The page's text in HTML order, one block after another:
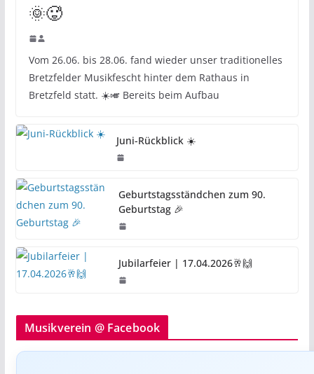
🌞🥵
Vom 26.06. bis 28.06. fand wieder unser traditionelles
Bretzfelder Musikfescht hinter dem Rathaus in
Bretzfeld statt. ☀️🎺 Bereits beim Aufbau
Juni-Rückblick ☀️
Geburtstagsständchen zum 90.
Geburtstag 🎉
Jubilarfeier | 17.04.2026🥂🙌
Musikverein @ Facebook